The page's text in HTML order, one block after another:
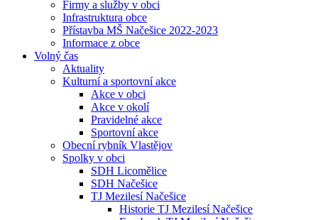
Firmy a služby v obci
Infrastruktura obce
Přístavba MŠ Načešice 2022-2023
Informace z obce
Volný čas
Aktuality
Kulturní a sportovní akce
Akce v obci
Akce v okolí
Pravidelné akce
Sportovní akce
Obecní rybník Vlastějov
Spolky v obci
SDH Licomělice
SDH Načešice
TJ Mezilesí Načešice
Historie TJ Mezilesí Načešice